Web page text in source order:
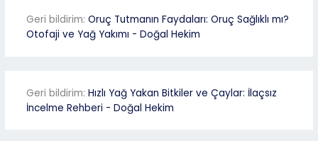
Geri bildirim: Oruç Tutmanın Faydaları: Oruç Sağlıklı mı?
Otofaji ve Yağ Yakımı - Doğal Hekim
Geri bildirim: Hızlı Yağ Yakan Bitkiler ve Çaylar: İlaçsız
İncelme Rehberi - Doğal Hekim